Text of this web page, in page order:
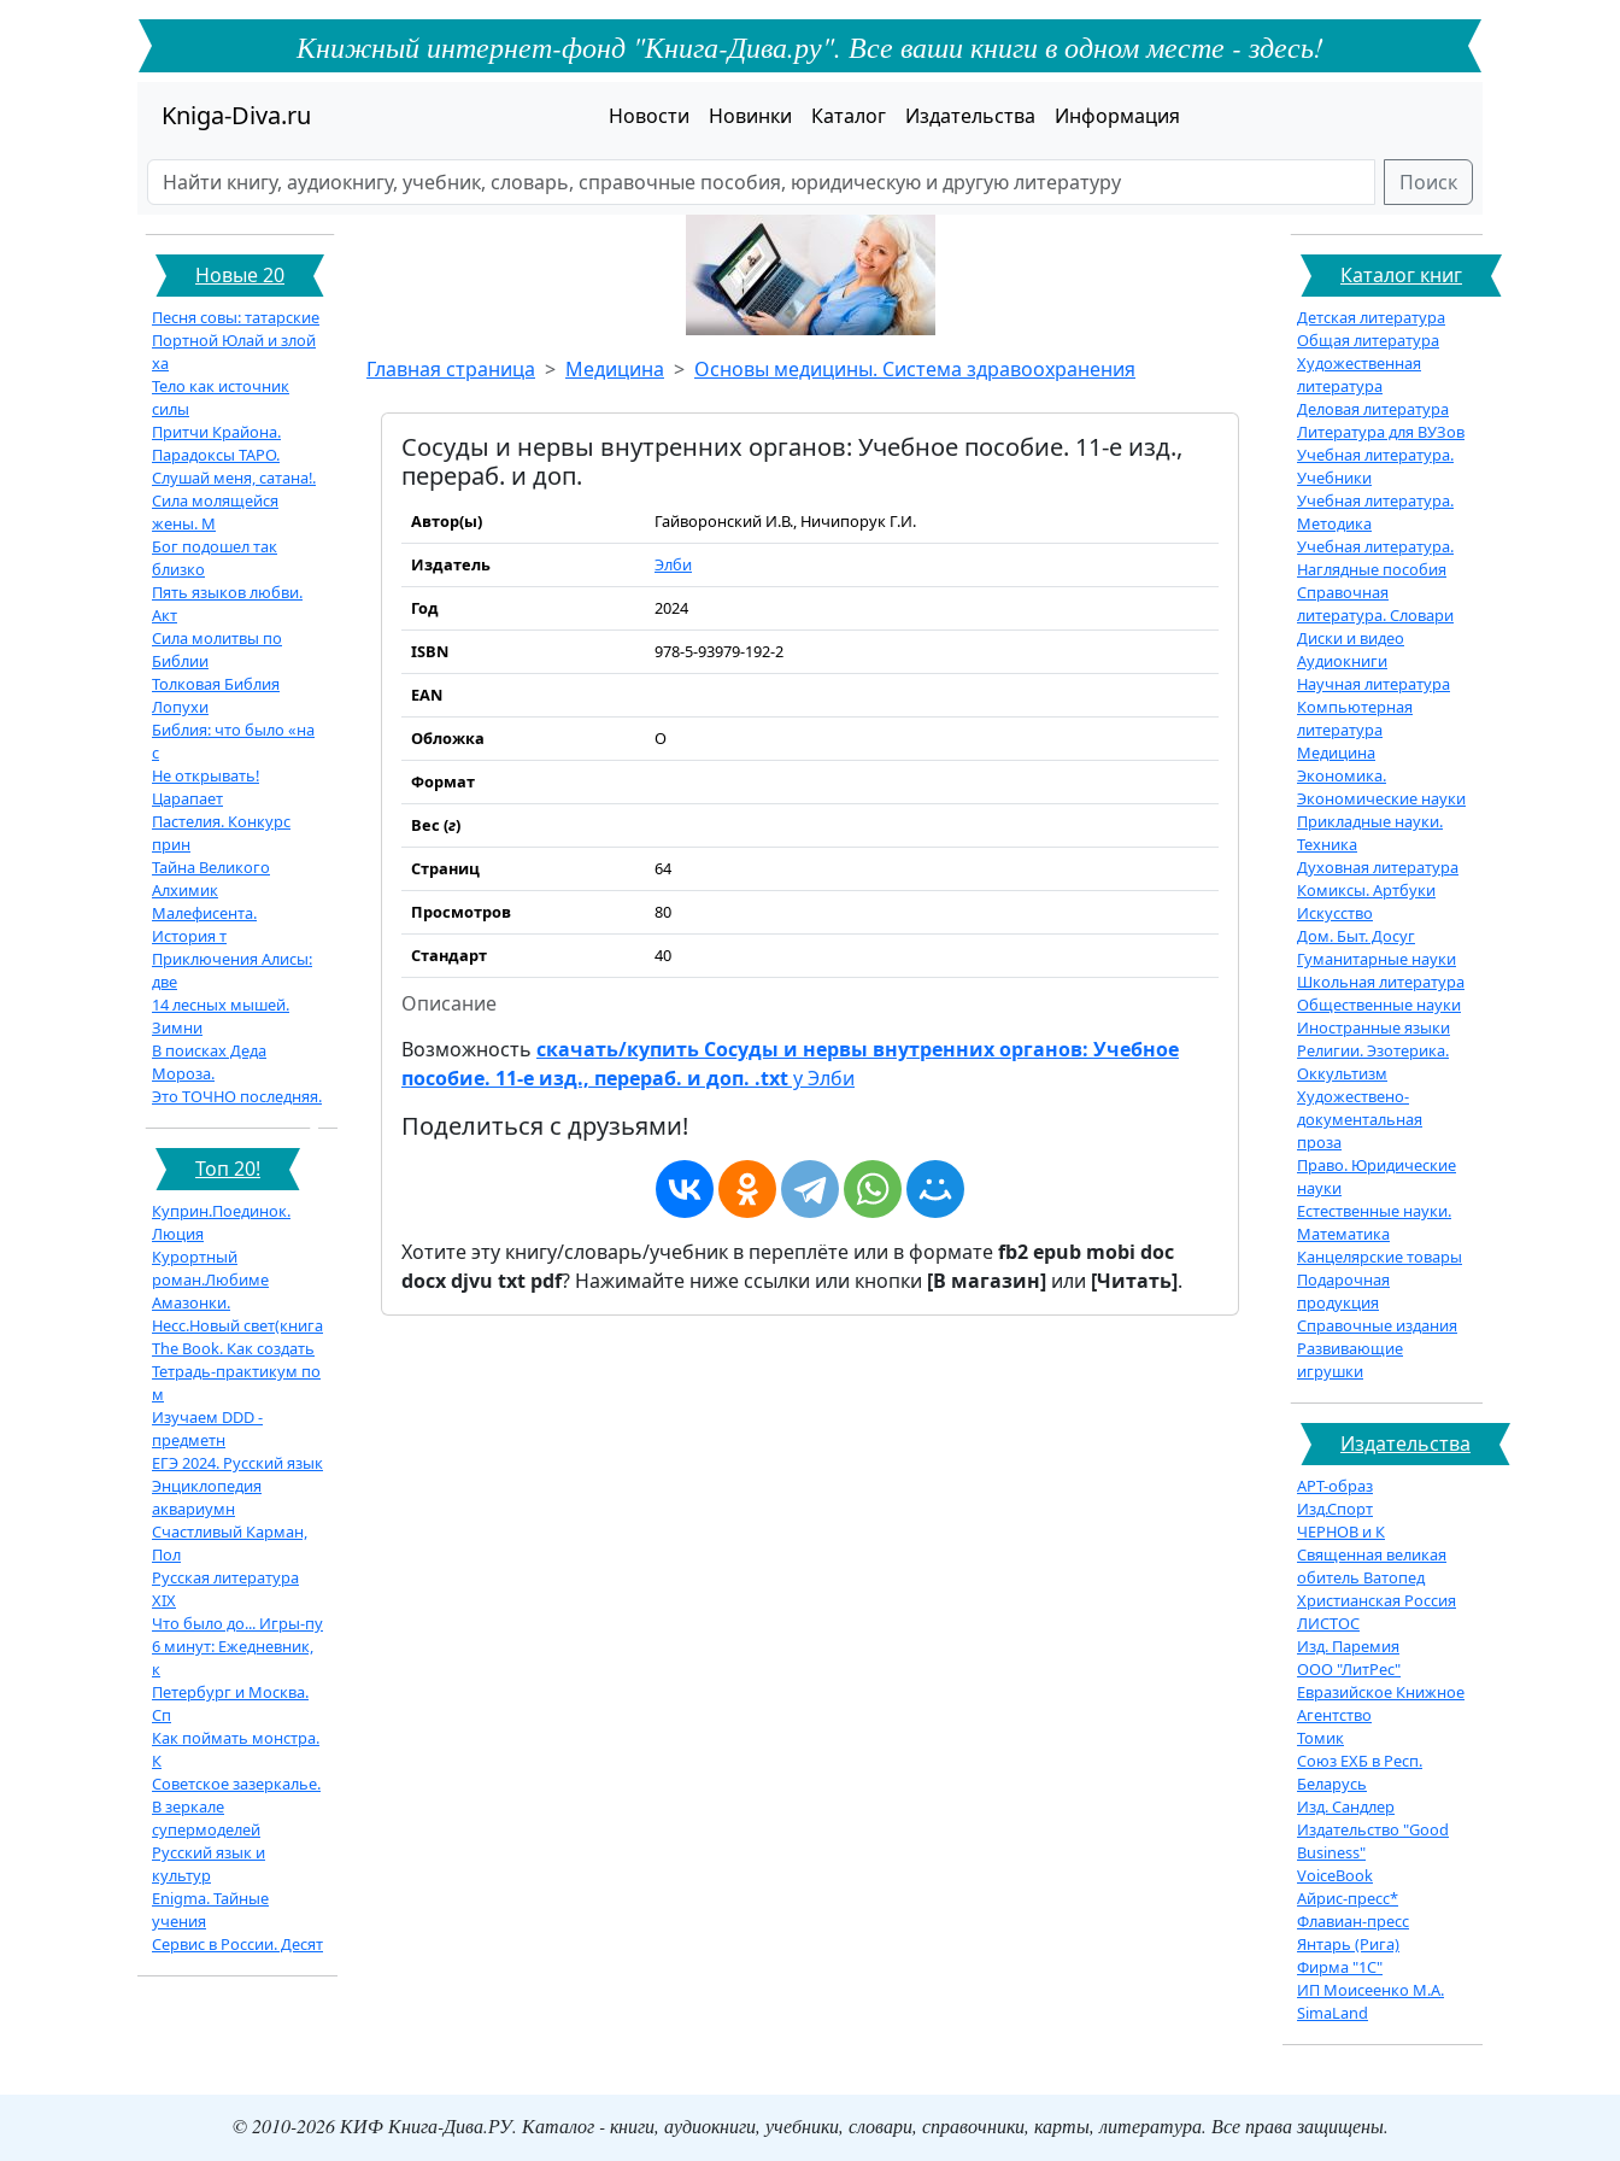
Книжный интернет-фонд "Книга-Дива.ру". Все ваши книги в одном месте - здесь!
Kniga-Diva.ru Новости Новинки Каталог Издательства Информация
Поиск
Новые 20
Песня совы: татарские
Портной Юлай и злой
ха
Тело как источник
силы
Притчи Крайона.
Парадоксы ТАРО.
Слушай меня, сатана!.
Сила молящейся
жены. М
Бог подошел так
близко
Пять языков любви.
Акт
Сила молитвы по
Библии
Толковая Библия
Лопухи
Библия: что было «на
с
Не открывать!
Царапает
Пастелия. Конкурс
прин
Тайна Великого
Алхимик
Малефисента.
История т
Приключения Алисы:
две
14 лесных мышей.
Зимни
В поисках Деда
Мороза.
Это ТОЧНО последняя.
Топ 20!
Куприн.Поединок.
Люция
Курортный
роман.Любиме
Амазонки.
Несс.Новый свет(книга
The Book. Как создать
Тетрадь-практикум по
м
Изучаем DDD -
предметн
ЕГЭ 2024. Русский язык
Энциклопедия
аквариумн
Счастливый Карман,
Пол
Русская литература
XIX
Что было до... Игры-пу
6 минут: Ежедневник,
к
Петербург и Москва.
Сп
Как поймать монстра.
К
Советское зазеркалье.
В зеркале
супермоделей
Русский язык и
культур
Enigma. Тайные
учения
Сервис в России. Десят
Главная страница Медицина Основы медицины. Система здравоохранения
Сосуды и нервы внутренних органов: Учебное пособие. 11-е изд.,
перераб. и доп.
Автор(ы)
Гайворонский И.В., Ничипорук Г.И.
Издатель
Элби
Год
2024
ISBN
978-5-93979-192-2
EAN
Обложка
О
Формат
Вес (г)
Страниц
64
Просмотров
80
Стандарт
40
Описание
Возможность скачать/купить Сосуды и нервы внутренних органов: Учебное
пособие. 11-е изд., перераб. и доп. .txtу Элби
Поделиться с друзьями!
Хотите эту книгу/словарь/учебник в переплёте или в форматеfb2epub mobi doc
docxdjvu txt pdf? Нажимайте ниже ссылки или кнопки [В магазин] или [Читать].
Каталог книг
Детская литература
Общая литература
Художественная
литература
Деловая литература
Литература для ВУЗов
Учебная литература.
Учебники
Учебная литература.
Методика
Учебная литература.
Наглядные пособия
Справочная
литература. Словари
Диски и видео
Аудиокниги
Научная литература
Компьютерная
литература
Медицина
Экономика.
Экономические науки
Прикладные науки.
Техника
Духовная литература
Комиксы. Артбуки
Искусство
Дом. Быт. Досуг
Гуманитарные науки
Школьная литература
Общественные науки
Иностранные языки
Религии. Эзотерика.
Оккультизм
Художествено-
документальная
проза
Право. Юридические
науки
Естественные науки.
Математика
Канцелярские товары
Подарочная
продукция
Справочные издания
Развивающие
игрушки
Издательства
АРТ-образ
Изд.Спорт
ЧЕРНОВ и К
Священная великая
обитель Ватопед
Христианская Россия
ЛИСТОС
Изд. Паремия
ООО "ЛитРес"
Евразийское Книжное
Агентство
Томик
Союз ЕХБ в Респ.
Беларусь
Изд. Сандлер
Издательство "Good
Business"
VoiceBook
Айрис-пресс*
Флавиан-пресс
Янтарь (Рига)
Фирма "1С"
ИП Моисеенко М.А.
SimaLand
© 2010-2026 КИФ Книга-Дива.РУ. Каталог - книги, аудиокниги, учебники, словари, справочники, карты, литература. Все права защищены.